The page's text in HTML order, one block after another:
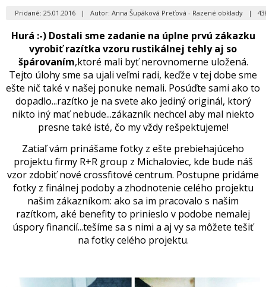
Pridané: 25.01.2016 | Autor: Anna Šupáková Preťová - Razené obklady |
Hurá :-) Dostali sme zadanie na úplne prvú zákazku
vyrobiť razítka vzoru rustikálnej tehly aj so
špárovaním,ktoré mali byť nerovnomerne uložená.
Tejto úlohy sme sa ujali veľmi radi, keďže v tej dobe sme
ešte nič také v našej ponuke nemali. Posúďte sami ako to
dopadlo...razítko je na svete ako jediný originál, ktorý
nikto iný mať nebude...zákazník nechcel aby mal niekto
presne také isté, čo my vždy rešpektujeme!
Zatiaľ vám prinášame fotky z ešte prebiehajúceho
projektu firmy R+R group z Michaloviec, kde bude náš
vzor zdobiť nové crossfitové centrum. Postupne pridáme
fotky z finálnej podoby a zhodnotenie celého projektu
našim zákazníkom: ako sa im pracovalo s našim
razítkom, aké benefity to prinieslo v podobe nemalej
úspory financií...tešíme sa s nimi a aj vy sa môžete tešiť
na fotky celého projektu.